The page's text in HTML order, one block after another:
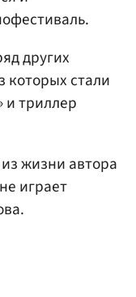
других
стали
и триллер
жизни автора
играет